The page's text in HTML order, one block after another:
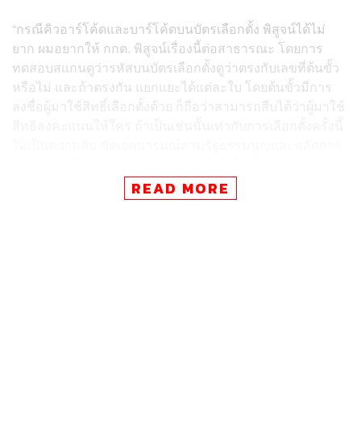
“กรณีคิวอาร์โค้ดและบาร์โค้ดบนบัตรเลือกตั้ง พิสูจน์ได้ไม่
ยาก ผมอยากให้ กกต. พิสูจน์เรื่องนี้ต่อสาธารณะ โดยการ
ทดสอบสแกนดูว่ารหัสบนบัตรเลือกตั้งดูว่าตรงกับเลขที่ต้นขั้ว
หรือไม่ และถ้าตรงกัน แยกแยะได้แต่ละใบ โดยต้นขั้วมีการ
ลงชื่อผู้มาใช้สิทธิ์เลือกตั้งด้วย ก็ถือว่าสามารถสืบได้ว่าผู้มาใช้
รัฐธรรมนูญวินิจฉัยต่อไป” เมธากล่าว
READ MORE